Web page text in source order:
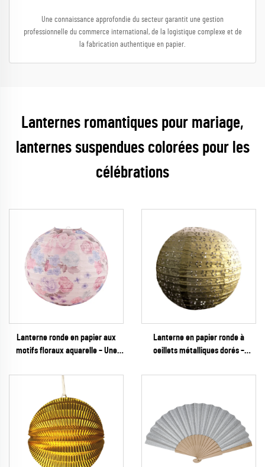
Une connaissance approfondie du secteur garantit une gestion
professionnelle du commerce international, de la logistique complexe et de
la fabrication authentique en papier.
Lanternes romantiques pour mariage,
lanternes suspendues colorées pour les
célébrations
Lanterne ronde en papier aux
motifs floraux aquarelle – Une
romantique aux tons pastel,
idéale pour les mariages de
printemps et les fêtes de jardin
Lanterne en papier ronde à
oeillets métalliques dorés –
avec découpes florales pour
haut de gamme